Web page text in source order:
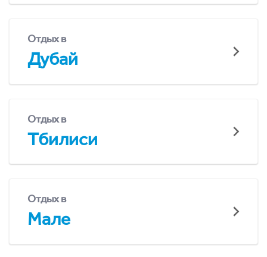
Отдых в
Дубай
Отдых в
Тбилиси
Отдых в
Мале